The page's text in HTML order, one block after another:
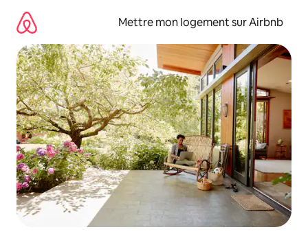
directement
contenu
Mettre mon logement sur Airbnb